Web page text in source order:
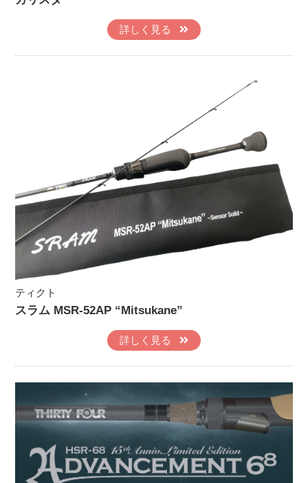
詳しく見る
ティクト
スラム MSR-52AP “Mitsukane”
詳しく見る